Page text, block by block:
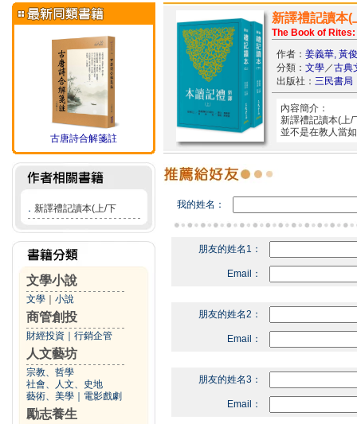
古唐詩合解箋註
． 新譯禮記讀本(上/下
文學小說
文學 小說
商管創投
財經投資 行銷企管
人文藝坊
宗教、哲學
社會、人文、史地
藝術、美學
電影戲劇
勵志養生
新譯禮記讀本(
The Book of
作者： 姜義華, 黃
分類： 文學／古典
出版社： 三民書局
內容簡介：
新譯禮記讀本(上
並不是在教人當
我的姓名：
朋友的姓名1：
Email：
朋友的姓名2：
Email：
朋友的姓名3：
Email：